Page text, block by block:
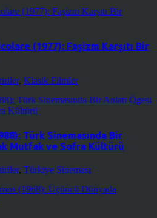
(1977): Faşizm Karşıtı Bir
, Klasik Filmler
Türk Sinemasında Bir
Mutfak ve Sofra Kültürü
, Türkiye Sineması